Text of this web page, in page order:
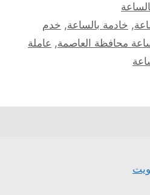
, خادمة بالساعة, خدم
محافظة العاصمة, عاملة